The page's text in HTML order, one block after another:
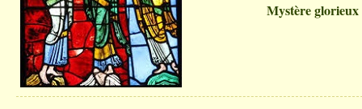
Mystère glorieux